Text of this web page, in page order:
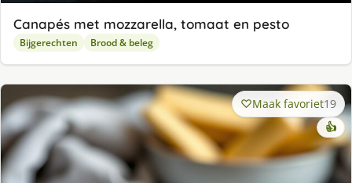
Canapés met mozzarella, tomaat en pesto
Bijgerechten Brood & beleg
Maak favoriet19
👍